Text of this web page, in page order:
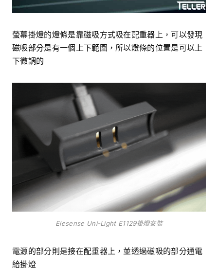
螢幕掛燈的燈條是靠磁吸方式吸在配重器上，可以發現
磁吸部分是有一個上下範圍，所以燈條的位置是可以上
下微調的
Elesense Uni-Light E1129掛燈安裝
電源的部分則是接在配重器上，並透過磁吸的部分通電
給掛燈